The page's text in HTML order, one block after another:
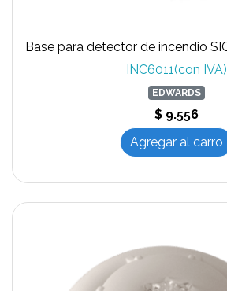
INC6011(con IVA)
EDWARDS
$ 9.556
Agregar al carro